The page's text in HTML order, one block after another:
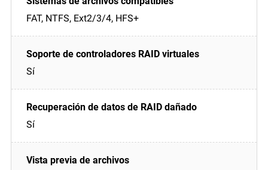
FAT, NTFS, Ext2/3/4, HFS+
Sí
Sí